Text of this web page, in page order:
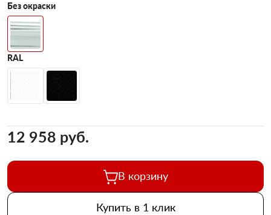
Без окраски
RAL
12 958 pуб.
В корзину
Купить в 1 клик